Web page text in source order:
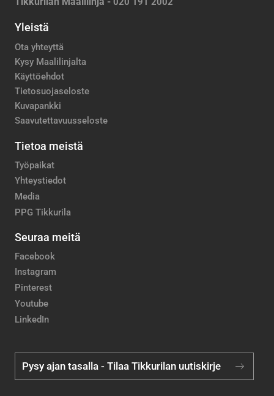
Yleistä
Ota yhteyttä
Kysy Maalilinjalta
Käyttöehdot
Tietosuojaseloste
Kuvapankki
Saavutettavuusseloste
Tietoa meistä
Työpaikat
Yhteystiedot
Media
PPG Tikkurila
Seuraa meitä
Facebook
Instagram
Pinterest
Youtube
LinkedIn
Pysy ajan tasalla - Tilaa Tikkurilan uutiskirje